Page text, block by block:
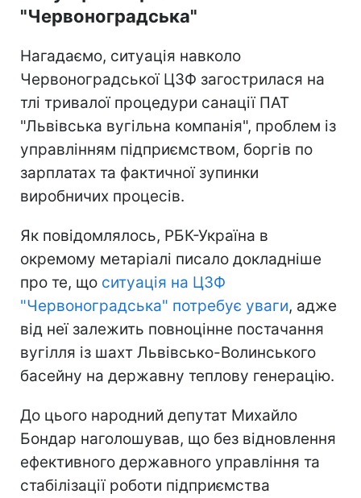
"Червоноградська"
Нагадаємо, ситуація навколо
Червоноградської ЦЗФ загострилася на
тлі тривалої процедури санації ПАТ
"Львівська вугільна компанія", проблем із
управлінням підприємством, боргів по
зарплатах та фактичної зупинки
виробничих процесів.
Як повідомлялось, РБК-Україна в
окремому метаріалі писало докладніше
про те, що ситуація на ЦЗФ
"Червоноградська" потребує уваги, адже
від неї залежить повноцінне постачання
вугілля із шахт Львівсько-Волинського
басейну на державну теплову генерацію.
До цього народний депутат Михайло
Бондар наголошував, що без відновлення
ефективного державного управління та
стабілізації роботи підприємства